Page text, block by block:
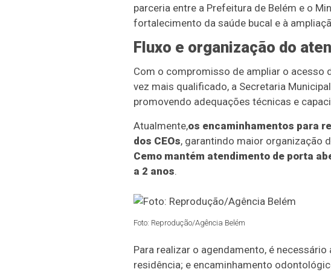
parceria entre a Prefeitura de Belém e o
fortalecimento da saúde bucal e à
Fluxo e organização do
Com o compromisso de ampliar o acesso
vez mais qualificado, a Secretaria
promovendo adequações técnicas e
Atualmente,os encaminhamentos para
dos CEOs, garantindo maior organização
Cemo mantém atendimento de porta
a 2 anos.
Foto: Reprodução/Agência Belém
Para realizar o agendamento, é
residência; e encaminhamento